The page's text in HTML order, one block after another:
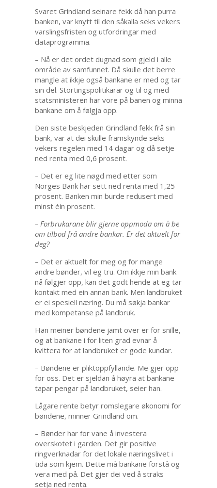
Svaret Grindland seinare fekk då han purra
banken, var knytt til den såkalla seks vekers
varslingsfristen og utfordringar med
dataprogramma.
– Nå er det ordet dugnad som gjeld i alle
område av samfunnet. Då skulle det berre
mangle at ikkje også bankane er med og tar
sin del. Stortingspolitikarar og til og med
statsministeren har vore på banen og minna
bankane om å følgja opp.
Den siste beskjeden Grindland fekk frå sin
bank, var at dei skulle framskynde seks
vekers regelen med 14 dagar og då setje
ned renta med 0,6 prosent.
– Det er eg lite nøgd med etter som
Norges Bank har sett ned renta med 1,25
prosent. Banken min burde redusert med
minst éin prosent.
– Forbrukarane blir gjerne oppmoda om å be
om tilbod frå andre bankar. Er det aktuelt for
deg?
– Det er aktuelt for meg og for mange
andre bønder, vil eg tru. Om ikkje min bank
nå følgjer opp, kan det godt hende at eg tar
kontakt med ein annan bank. Men landbruket
er ei spesiell næring. Du må søkja bankar
med kompetanse på landbruk.
Han meiner bøndene jamt over er for snille,
og at bankane i for liten grad evnar å
kvittera for at landbruket er gode kundar.
– Bøndene er pliktoppfyllande. Me gjer opp
for oss. Det er sjeldan å høyra at bankane
tapar pengar på landbruket, seier han.
Lågare rente betyr romslegare økonomi for
bøndene, minner Grindland om.
– Bønder har for vane å investera
overskotet i garden. Det gir positive
ringverknadar for det lokale næringslivet i
tida som kjem. Dette må bankane forstå og
vera med på. Det gjer dei ved å straks
setja ned renta.